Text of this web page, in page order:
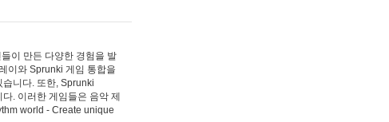
이 만든 다양한 경험을 발
이와 Sprunki 게임 통합을
니다. 또한, Sprunki
. 이러한 게임들은 음악 제
world - Create unique